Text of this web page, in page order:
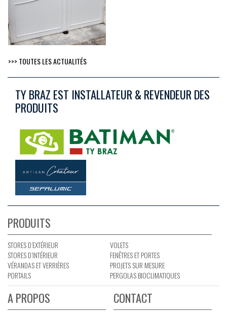
>>> TOUTES LES ACTUALITÉS
TY BRAZ EST INSTALLATEUR & REVENDEUR DES
PRODUITS
PRODUITS
STORES D’EXTÉRIEUR
STORES D’INTÉRIEUR
VÉRANDAS ET VERRIÈRES
PORTAILS
VOLETS
FENÊTRES ET PORTES
PROJETS SUR MESURE
PERGOLAS BIOCLIMATIQUES
A PROPOS CONTACT